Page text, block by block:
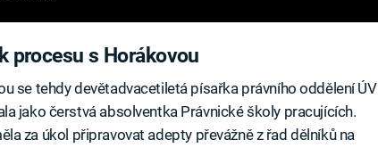
procesu s Horákovou
se tehdy devětadvacetiletá písařka právního oddělení ÚV
jako čerstvá absolventka Právnické školy pracujících.
za úkol připravovat adepty převážně z řad dělníků na